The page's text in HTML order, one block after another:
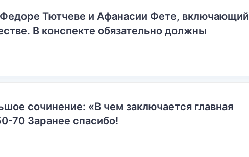
Тютчеве и Афанасии Фете, включающий
В конспекте обязательно должны
сочинение: «В чем заключается главная
70 Заранее спасибо!